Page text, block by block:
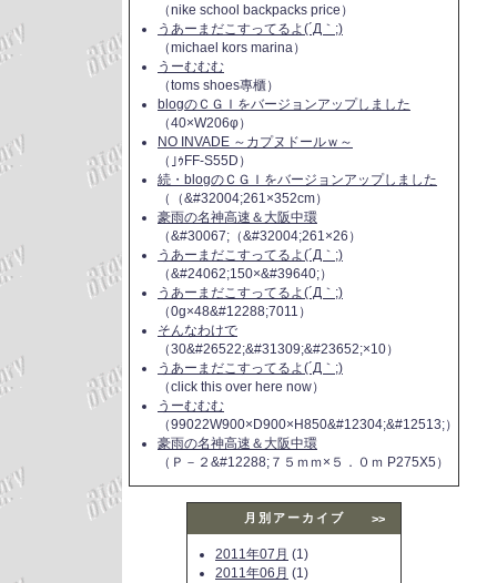
（nike school backpacks price）
うあーまだこすってるよ(´Д｀;)
（michael kors marina）
うーむむむ
（toms shoes專櫃）
blogのＣＧＩをバージョンアップしました
（40×W206φ）
NO INVADE ～カプヌドールｗ～
（｣ｩFF-S55D）
続・blogのＣＧＩをバージョンアップしました
（（&#32004;261×352cm）
豪雨の名神高速＆大阪中環
（&#30067;（&#32004;261×26）
うあーまだこすってるよ(´Д｀;)
（&#24062;150×&#39640;）
うあーまだこすってるよ(´Д｀;)
（0g×48&#12288;7011）
そんなわけで
（30&#26522;&#31309;&#23652;×10）
うあーまだこすってるよ(´Д｀;)
（click this over here now）
うーむむむ
（99022W900×D900×H850&#12304;&#12513;）
豪雨の名神高速＆大阪中環
（Ｐ－２&#12288;７５ｍｍ×５．０ｍ P275X5）
月別アーカイブ >>
2011年07月 (1)
2011年06月 (1)